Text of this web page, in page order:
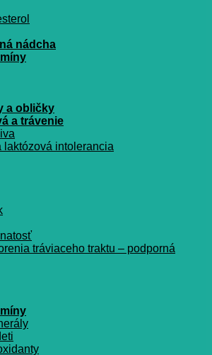
nádcha
a obličky
a trávenie
laktózová intolerancia
tráviaceho traktu – podporná